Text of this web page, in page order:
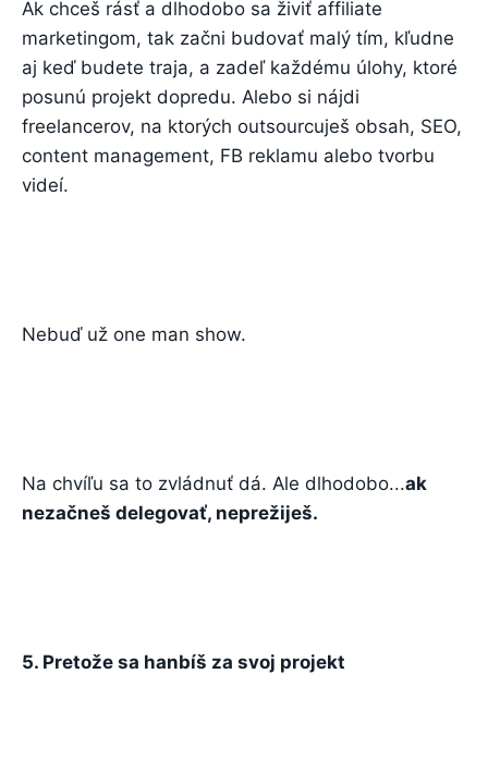
Ak chceš rásť a dlhodobo sa živiť affiliate
marketingom, tak začni budovať malý tím, kľudne
aj keď budete traja, a zadeľ každému úlohy, ktoré
posunú projekt dopredu. Alebo si nájdi
freelancerov, na ktorých outsourcuješ obsah, SEO,
content management, FB reklamu alebo tvorbu
videí.
Nebuď už one man show.
Na chvíľu sa to zvládnuť dá. Ale dlhodobo...ak
nezačneš delegovať, neprežiješ.
5. Pretože sa hanbíš za svoj projekt